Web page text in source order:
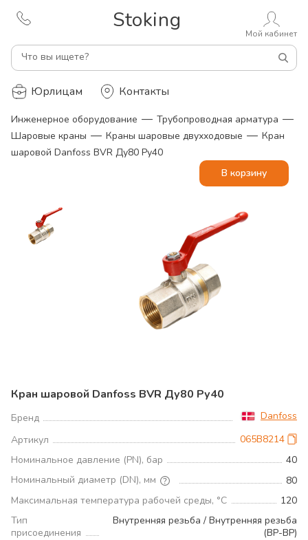
Stoking
Что вы ищете?
Мой кабинет
Юрлицам Контакты
Инженерное оборудование — Трубопроводная арматура —
Шаровые краны — Краны шаровые двухходовые — Кран
шаровой Danfoss BVR Ду80 Ру40
Кран шаровой Danfoss BVR Ду80 Ру40
Бренд
Danfoss
Артикул
065B8214
Номинальное давление (PN), бар
40
Номинальный диаметр (DN), мм
80
Максимальная температура рабочей среды, °С
120
Тип
присоединения
Внутренняя резьба / Внутренняя резьба
(ВР-ВР)
В корзину